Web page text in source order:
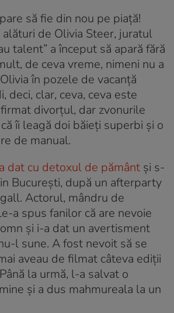
pare să fie din nou pe piață!
de Olivia Steer, juratul
talent” a început să apară fără
de ceva vreme, nimeni nu a
în pozele de vacanță
deci, clar, ceva, ceva este
divorțul, dar zvonurile
îi leagă doi băieți superbi și o
de manual.
dat cu detoxul de pământ și s-
București, după un afterparty
Actorul, mândru de
a spus fanilor că are nevoie
și i-a dat un avertisment
l sune. A fost nevoit să se
aveau de filmat câteva ediții
la urmă, l-a salvat o
și a dus mahmureala la un